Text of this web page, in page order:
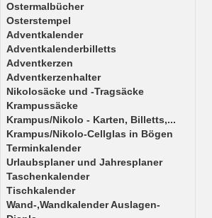
Ostermalbücher
Osterstempel
Adventkalender
Adventkalenderbilletts
Adventkerzen
Adventkerzenhalter
Nikolosäcke und -Tragsäcke
Krampussäcke
Krampus/Nikolo - Karten, Billetts,...
Krampus/Nikolo-Cellglas in Bögen
Terminkalender
Urlaubsplaner und Jahresplaner
Taschenkalender
Tischkalender
Wand-,Wandkalender Auslagen-